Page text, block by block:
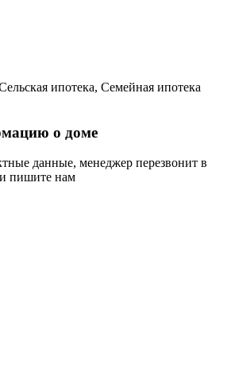
ипотека, Семейная ипотека
о доме
данные, менеджер перезвонит в
пишите нам